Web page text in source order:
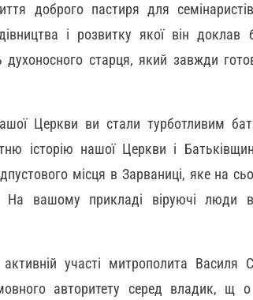
доброго пастиря для семінаристів
і розвитку якої він
духоносного старця, який завжди
Церкви ви стали турботливим
історію нашої Церкви і
місця в Зарваниці, яке на
На вашому прикладі віруючі люди
участі митрополита Василя
авторитету серед владик, щ